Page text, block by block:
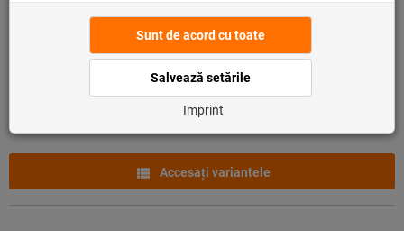
Livrabil
2 variante
Accesaţi variantele